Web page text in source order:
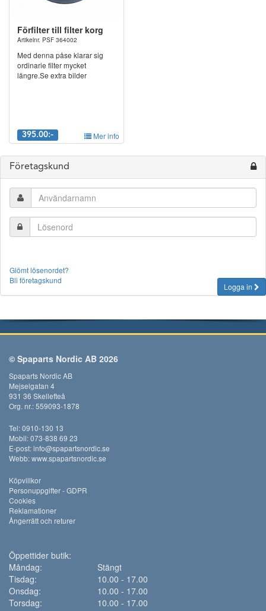
Förfilter till filter korg
Artikelnr. PSF 364002
Med denna påse klarar sig
ordinarie filter mycket
längre.Se extra bilder
395.00:- Mer info
Företagskund
Glömt lösenordet?
Bli företagskund
Logga in
© Spaparts Nordic AB 2026
Spaparts Nordic AB
Mejselgatan 4
931 36 Skellefteå
Org. nr.: 559093-1878
Tel: 0910-130 13
Mobil: 073-838 69 23
E-post:info@spapartsnordic.se
Webb:www.spapartsnordic.se
Köpvillkor
Personuppgifter - GDPR
Cookies
Reklamationer
Ångerrätt och returer
Öppettider butik:
Måndag:
Stängt
Tisdag:
10.00 - 17.00
Onsdag:
10.00 - 17.00
Torsdag:
10.00 - 17.00